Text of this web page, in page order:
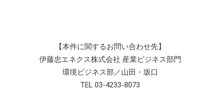
【本件に関するお問い合わせ先】
伊藤忠エネクス株式会社 産業ビジネス部門
環境ビジネス部／山田・坂口
TEL 03-4233-8073